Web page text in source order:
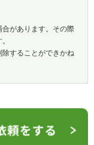
があります。その際
することができかね